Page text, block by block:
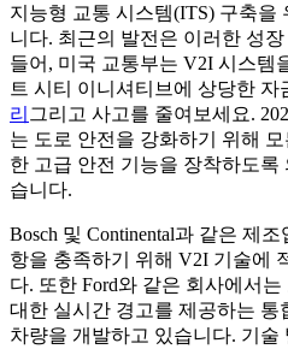
지능형 교통 시스템(ITS) 구축을
니다. 최근의 발전은 이러한 성
들어, 미국 교통부는 V2I 시스템
트 시티 이니셔티브에 상당한 자
리 그리고 사고를 줄여보세요.
는 도로 안전을 강화하기 위해
한 고급 안전 기능을 장착하도록
습니다.
Bosch 및 Continental과 같은 제
항을 충족하기 위해 V2I 기술에
다. 또한 Ford와 같은 회사에서
대한 실시간 경고를 제공하는 통
차량을 개발하고 있습니다. 기술